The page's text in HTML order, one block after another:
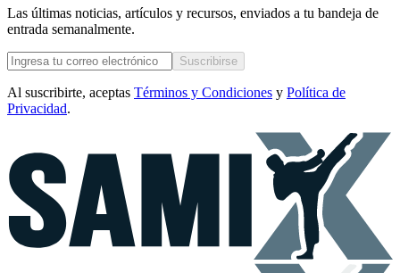
Las últimas noticias, artículos y recursos, enviados a tu bandeja de
entrada semanalmente.
Suscribirse
Al suscribirte, aceptas Términos y Condiciones y Política de
Privacidad.